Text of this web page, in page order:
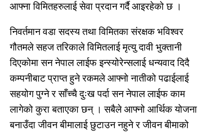
आफ्ना विमितहरुलाई सेवा प्रदान गर्दै आइरहेको छ ।
निवर्तमान वडा सदस्य तथा विमितका संरक्षक भविश्वर
गौतमले सहज तरिकाले विमितलाई मृत्यु दावी भुक्तानी
दिएकोमा सन नेपाल लाईफ इन्स्योरेन्सलाई धन्यवाद दिदै
कम्पनीबाट प्राप्त हुने रकमले आफ्नो नातीको पढाईलाई
सहयोग पुग्ने र साँच्चै दुःख पर्दा सन नेपाल लाईफ काम
लागेको कुरा बताएका छन् । सबैले आफ्नो आर्थिक योजना
बनाउँदा जीवन बीमालाई छुटाउन नहुने र जीवन बीमाको